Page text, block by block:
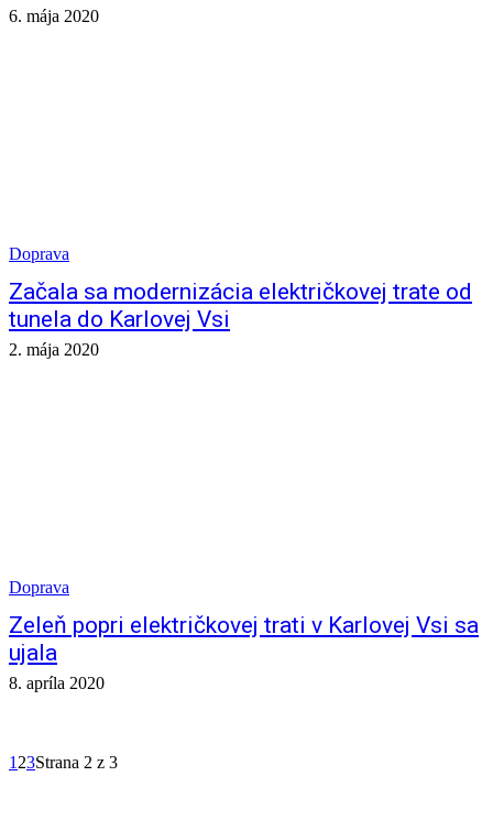
6. mája 2020
Doprava
Začala sa modernizácia električkovej trate od
tunela do Karlovej Vsi
2. mája 2020
Doprava
Zeleň popri električkovej trati v Karlovej Vsi sa
ujala
8. apríla 2020
1 23Strana 2 z 3